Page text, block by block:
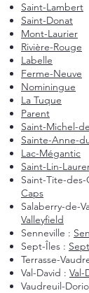
Saint-Lambert
Saint-Donat
Mont-Laurier
Rivière-Rouge
Labelle
Ferme-Neuve
Nominingue
La Tuque
Parent
Saint-Michel-
Sainte-Anne-
Lac-Mégantic
Saint-Lin-
Saint-Tite-des-
Caps
Salaberry-de-
Valleyfield
Senneville :
Sept-Îles :
Terrasse-
Val-David : Val-
Vaudreuil-